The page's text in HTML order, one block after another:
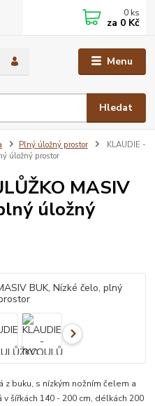
Menu
Hledat
0 ks
za 0 Kč
Plný úložný prostor
KLAUDIE -
úložný prostor
MASIV
úložný
buku, s nízkým nožním čelem a
šířkách 140 - 200 cm, délkách 200